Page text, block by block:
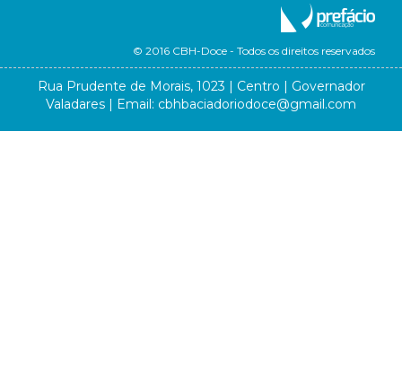
© 2016 CBH-Doce - Todos os direitos reservados
Rua Prudente de Morais, 1023 | Centro | Governador
Valadares | Email: cbhbaciadoriodoce@gmail.com